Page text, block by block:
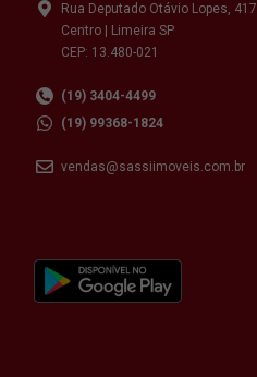
Rua Deputado Otávio Lopes, 417
Centro | Limeira SP
CEP: 13.480-021
(19) 3404-4499
(19) 99368-1824
vendas@sassiimoveis.com.br